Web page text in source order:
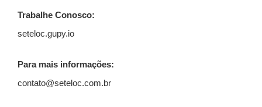
Trabalhe Conosco:
seteloc.gupy.io
Para mais informações:
contato@seteloc.com.br